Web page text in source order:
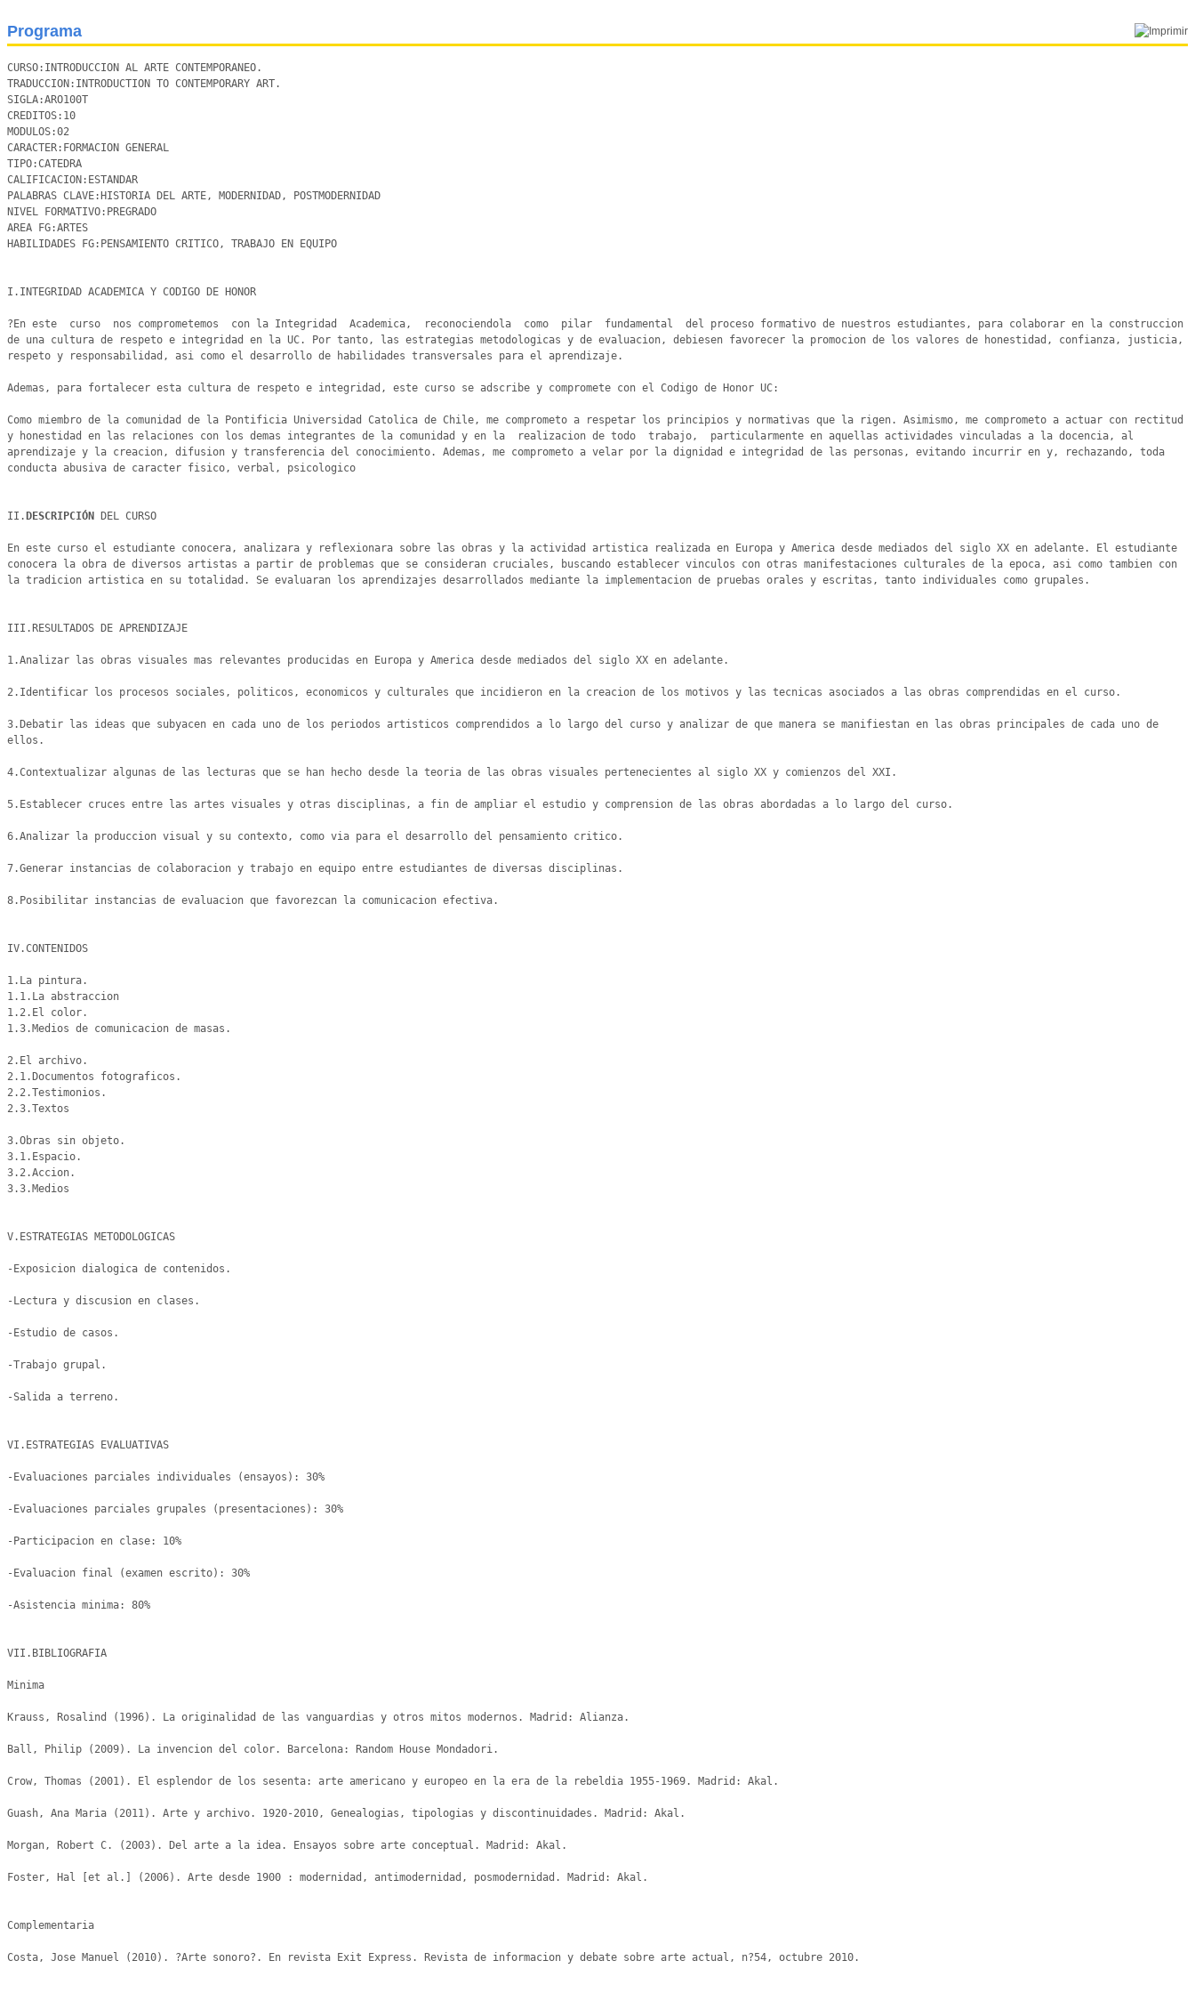
Programa
CURSO:INTRODUCCION AL ARTE CONTEMPORANEO.
TRADUCCION:INTRODUCTION TO CONTEMPORARY ART.
SIGLA:ARO100T
CREDITOS:10
MODULOS:02
CARACTER:FORMACION GENERAL
TIPO:CATEDRA
CALIFICACION:ESTANDAR
PALABRAS CLAVE:HISTORIA DEL ARTE, MODERNIDAD, POSTMODERNIDAD
NIVEL FORMATIVO:PREGRADO
AREA FG:ARTES
HABILIDADES FG:PENSAMIENTO CRITICO, TRABAJO EN EQUIPO
I.INTEGRIDAD ACADEMICA Y CODIGO DE HONOR
?En este  curso  nos comprometemos  con la Integridad  Academica,  reconociendola  como  pilar  fundamental  del proceso formativo de nuestros estudiantes, para colaborar en la construccion
de una cultura de respeto e integridad en la UC. Por tanto, las estrategias metodologicas y de evaluacion, debiesen favorecer la promocion de los valores de honestidad, confianza, justicia,
respeto y responsabilidad, asi como el desarrollo de habilidades transversales para el aprendizaje.
Ademas, para fortalecer esta cultura de respeto e integridad, este curso se adscribe y compromete con el Codigo de Honor UC:
Como miembro de la comunidad de la Pontificia Universidad Catolica de Chile, me comprometo a respetar los principios y normativas que la rigen. Asimismo, me comprometo a actuar con rectitud
y honestidad en las relaciones con los demas integrantes de la comunidad y en la  realizacion de todo  trabajo,  particularmente en aquellas actividades vinculadas a la docencia, al
aprendizaje y la creacion, difusion y transferencia del conocimiento. Ademas, me comprometo a velar por la dignidad e integridad de las personas, evitando incurrir en y, rechazando, toda
conducta abusiva de caracter fisico, verbal, psicologico
II. DESCRIPCIÓN DEL CURSO
En este curso el estudiante conocera, analizara y reflexionara sobre las obras y la actividad artistica realizada en Europa y America desde mediados del siglo XX en adelante. El estudiante
conocera la obra de diversos artistas a partir de problemas que se consideran cruciales, buscando establecer vinculos con otras manifestaciones culturales de la epoca, asi como tambien con
la tradicion artistica en su totalidad. Se evaluaran los aprendizajes desarrollados mediante la implementacion de pruebas orales y escritas, tanto individuales como grupales.
III.RESULTADOS DE APRENDIZAJE
1.Analizar las obras visuales mas relevantes producidas en Europa y America desde mediados del siglo XX en adelante.
2.Identificar los procesos sociales, politicos, economicos y culturales que incidieron en la creacion de los motivos y las tecnicas asociados a las obras comprendidas en el curso.
3.Debatir las ideas que subyacen en cada uno de los periodos artisticos comprendidos a lo largo del curso y analizar de que manera se manifiestan en las obras principales de cada uno de
ellos.
4.Contextualizar algunas de las lecturas que se han hecho desde la teoria de las obras visuales pertenecientes al siglo XX y comienzos del XXI.
5.Establecer cruces entre las artes visuales y otras disciplinas, a fin de ampliar el estudio y comprension de las obras abordadas a lo largo del curso.
6.Analizar la produccion visual y su contexto, como via para el desarrollo del pensamiento critico.
7.Generar instancias de colaboracion y trabajo en equipo entre estudiantes de diversas disciplinas.
8.Posibilitar instancias de evaluacion que favorezcan la comunicacion efectiva.
IV.CONTENIDOS
1.La pintura.
1.1.La abstraccion
1.2.El color.
1.3.Medios de comunicacion de masas.
2.El archivo.
2.1.Documentos fotograficos.
2.2.Testimonios.
2.3.Textos
3.Obras sin objeto.
3.1.Espacio.
3.2.Accion.
3.3.Medios
V.ESTRATEGIAS METODOLOGICAS
-Exposicion dialogica de contenidos.
-Lectura y discusion en clases.
-Estudio de casos.
-Trabajo grupal.
-Salida a terreno.
VI.ESTRATEGIAS EVALUATIVAS
-Evaluaciones parciales individuales (ensayos): 30%
-Evaluaciones parciales grupales (presentaciones): 30%
-Participacion en clase: 10%
-Evaluacion final (examen escrito): 30%
-Asistencia minima: 80%
VII.BIBLIOGRAFIA
Minima
Krauss, Rosalind (1996). La originalidad de las vanguardias y otros mitos modernos. Madrid: Alianza.
Ball, Philip (2009). La invencion del color. Barcelona: Random House Mondadori.
Crow, Thomas (2001). El esplendor de los sesenta: arte americano y europeo en la era de la rebeldia 1955-1969. Madrid: Akal.
Guash, Ana Maria (2011). Arte y archivo. 1920-2010, Genealogias, tipologias y discontinuidades. Madrid: Akal.
Morgan, Robert C. (2003). Del arte a la idea. Ensayos sobre arte conceptual. Madrid: Akal.
Foster, Hal [et al.] (2006). Arte desde 1900 : modernidad, antimodernidad, posmodernidad. Madrid: Akal.
Complementaria
Costa, Jose Manuel (2010). ?Arte sonoro?. En revista Exit Express. Revista de informacion y debate sobre arte actual, n?54, octubre 2010.